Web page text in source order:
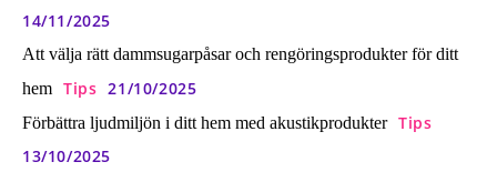
14/11/2025
Att välja rätt dammsugarpåsar och rengöringsprodukter för ditt
hem Tips 21/10/2025
Förbättra ljudmiljön i ditt hem med akustikprodukter Tips
13/10/2025